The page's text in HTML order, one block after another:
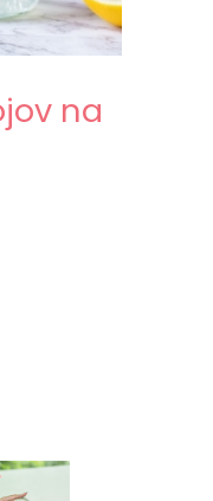
na